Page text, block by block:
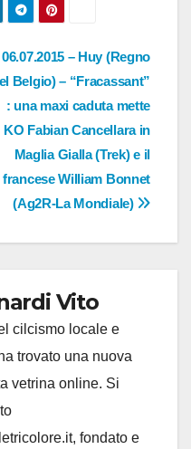
06.07.2015 – Huy (Regno
Belgio) – “Fracassant”
: una maxi caduta mette
KO Fabian Cancellara in
Maglia Gialla (Trek) e il
francese William Bonnet
(Ag2R-La Mondiale)
Vito
cilcismo locale e
trovato una nuova
vetrina online. Si
fondato e